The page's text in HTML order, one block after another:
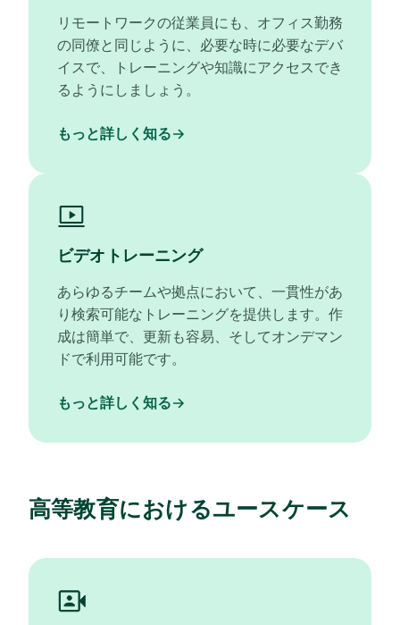
リモートワークの従業員にも、オフィス勤務
の同僚と同じように、必要な時に必要なデバ
イスで、トレーニングや知識にアクセスでき
るようにしましょう。
もっと詳しく知る
ビデオトレーニング
あらゆるチームや拠点において、一貫性があ
り検索可能なトレーニングを提供します。作
成は簡単で、更新も容易、そしてオンデマン
ドで利用可能です。
もっと詳しく知る
高等教育におけるユースケース